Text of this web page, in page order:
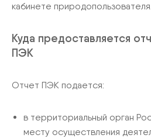
кабинете природопользователя.
Куда предоставляется
ПЭК
Отчет ПЭК подается:
в территориальный орган
месту осуществления